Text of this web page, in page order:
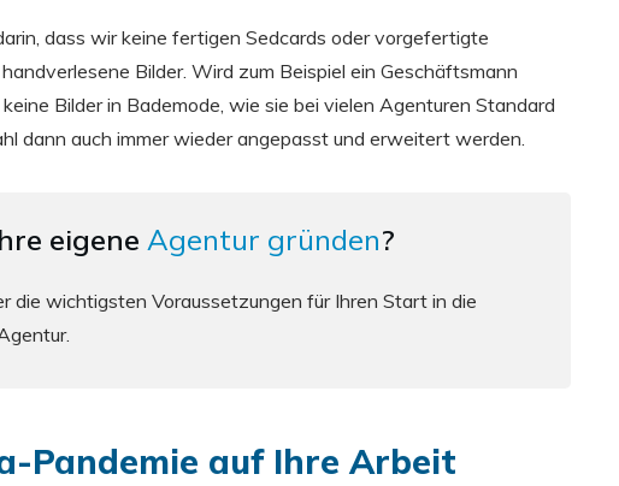
dass wir keine fertigen Sedcards oder vorgefertigte
Bilder. Wird zum Beispiel ein Geschäftsmann
Bilder in Bademode, wie sie bei vielen Agenturen Standard
dann auch immer wieder angepasst und erweitert werden.
eigeneAgentur gründen?
die wichtigsten Voraussetzungen für Ihren Start in die
Pandemie auf Ihre Arbeit